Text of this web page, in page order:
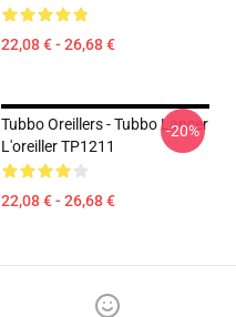
22,08 € - 26,68 €
Tubbo Oreillers - Tubbo Lancer
L'oreiller TP1211
22,08 € - 26,68 €
-20%